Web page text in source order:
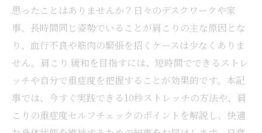
思ったことはありませんか？日々のデスクワークや家
事、長時間同じ姿勢でいることが肩こりの主な原因とな
り、血行不良や筋肉の緊張を招くケースは少なくありま
せん。肩こり 緩和を目指すには、短時間でできるストレ
ッチや自分で重症度を把握することが効果的です。本記
事では、今すぐ実践できる10秒ストレッチの方法や、肩
こりの重症度セルフチェックのポイントを解説し、快適